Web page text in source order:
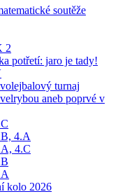
soutěže
2
potřetí: jaro je tady!
turnaj
aneb poprvé v
4.A
4.C
kolo 2026